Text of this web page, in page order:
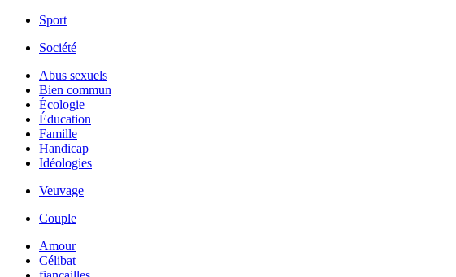
Sport
Société
Abus sexuels
Bien commun
Écologie
Éducation
Famille
Handicap
Idéologies
Veuvage
Couple
Amour
Célibat